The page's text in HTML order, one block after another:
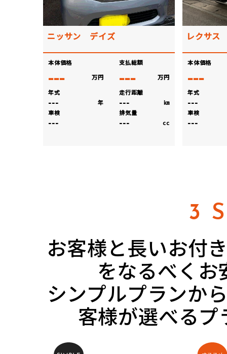
ニッサン デイズ
本体価格 支払総額
--- 万円 ---
万円
年式
走行距離
--- 年 ---
㎞
車検
排気量
--- --- cc
レクサ
本体価格
---
年式
---
車検
---
3
お客様と長いお付
をなるべく
シンプルプランか
客様が選べる